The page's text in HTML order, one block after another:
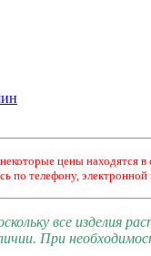
цены находятся в
по телефону,
все изделия
При